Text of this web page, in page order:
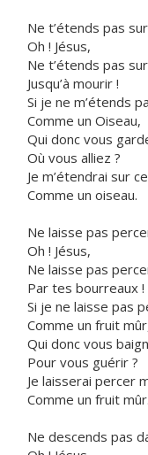
Ne t’étends pas
Oh ! Jésus,
Ne t’étends pas
Jusqu’à mourir !
Si je ne m’étends
Comme un Oiseau,
Qui donc vous
Où vous alliez ?
Je m’étendrai sur
Comme un oiseau.
Ne laisse pas
Oh ! Jésus,
Ne laisse pas
Par tes bourreaux !
Si je ne laisse pas
Comme un fruit
Qui donc vous
Pour vous guérir ?
Je laisserai percer
Comme un fruit mûr.
Ne descends pas